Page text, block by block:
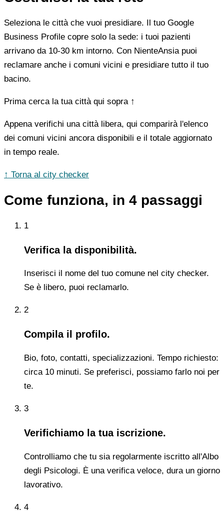
Seleziona le città che vuoi presidiare. Il tuo Google
Business Profile copre solo la sede: i tuoi pazienti
arrivano da 10-30 km intorno. Con NienteAnsia puoi
reclamare anche i comuni vicini e presidiare tutto il tuo
bacino.
Prima cerca la tua città qui sopra ↑
Appena verifichi una città libera, qui comparirà l'elenco
dei comuni vicini ancora disponibili e il totale aggiornato
in tempo reale.
↑ Torna al city checker
Come funziona, in 4 passaggi
1
Verifica la disponibilità.
Inserisci il nome del tuo comune nel city checker.
Se è libero, puoi reclamarlo.
2
Compila il profilo.
Bio, foto, contatti, specializzazioni. Tempo richiesto:
circa 10 minuti. Se preferisci, possiamo farlo noi per
te.
3
Verifichiamo la tua iscrizione.
Controlliamo che tu sia regolarmente iscritto all'Albo
degli Psicologi. È una verifica veloce, dura un giorno
lavorativo.
4